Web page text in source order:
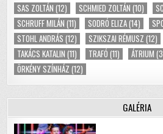
SAS ZOLTÁN (12) SCHMIED ZOLTÁN (10)
SCHRUFF MILÁN (11) SODRÓ ELIZA(14)
STOHL ANDRÁS (12) SZIKSZAI RÉMUSZ (12)
TAKÁCS KATALIN (11) TRAFÓ (11) ÁTRIUM
ÖRKÉNY SZÍNHÁZ (12)
GALÉRIA